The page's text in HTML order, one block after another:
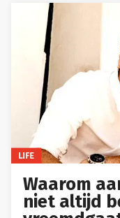
LIFE
Waarom
niet altijd